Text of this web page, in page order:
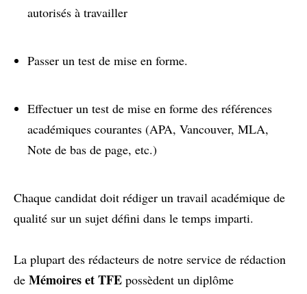
autorisés à travailler
Passer un test de mise en forme.
Effectuer un test de mise en forme des références
académiques courantes (APA, Vancouver, MLA,
Note de bas de page, etc.)
Chaque candidat doit rédiger un travail académique de
qualité sur un sujet défini dans le temps imparti.
La plupart des rédacteurs de notre service de rédaction
de Mémoires et TFE possèdent un diplôme